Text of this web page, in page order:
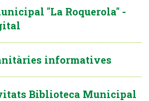
"La Roquerola" -
informatives
Biblioteca Municipal